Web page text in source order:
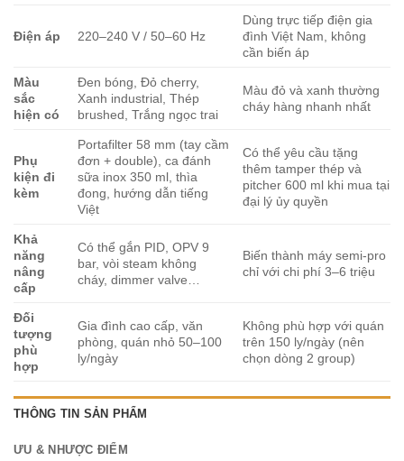
Điện áp 220–240 V / 50–60 Hz
Dùng trực tiếp điện gia
đình Việt Nam, không
cần biến áp
Màu
sắc
hiện có
Đen bóng, Đỏ cherry,
Xanh industrial, Thép
brushed, Trắng ngọc trai
Màu đỏ và xanh thường
cháy hàng nhanh nhất
Phụ
kiện đi
kèm
Portafilter 58 mm (tay cầm
đơn + double), ca đánh
sữa inox 350 ml, thìa
đong, hướng dẫn tiếng
Việt
Có thể yêu cầu tặng
thêm tamper thép và
pitcher 600 ml khi mua tại
đại lý ủy quyền
Khả
năng
nâng
cấp
Có thể gắn PID, OPV 9
bar, vòi steam không
cháy, dimmer valve…
Biến thành máy semi-pro
chỉ với chi phí 3–6 triệu
Đối
tượng
phù
hợp
Gia đình cao cấp, văn
phòng, quán nhỏ 50–100
ly/ngày
Không phù hợp với quán
trên 150 ly/ngày (nên
chọn dòng 2 group)
THÔNG TIN SẢN PHẨM
ƯU & NHƯỢC ĐIỂM